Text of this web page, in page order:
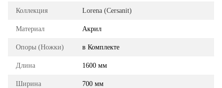
Коллекция Lorena (Cersanit)
Материал Акрил
Опоры (Ножки) в Комплекте
Длина 1600 мм
Ширина 700 мм